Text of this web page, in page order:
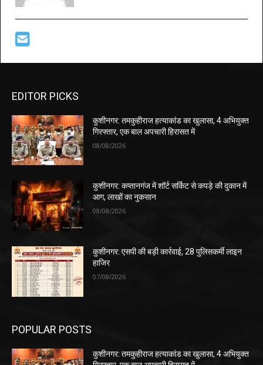
EDITOR PICKS
कुशीनगर: तमकुहीराज हत्याकांड का खुलासा, 4 अभियुक्त
गिरफ्तार, एक बाल अपचारी हिरासत में
08/08/2026
कुशीनगर: कप्तानगंज में शॉर्ट सर्किट से कपड़े की दुकान में
आग, लाखों का नुकसान
08/08/2026
कुशीनगर: एसपी की बड़ी कार्रवाई, 28 पुलिसकर्मी लाइन
हाजिर
07/08/2026
POPULAR POSTS
कुशीनगर: तमकुहीराज हत्याकांड का खुलासा, 4 अभियुक्त